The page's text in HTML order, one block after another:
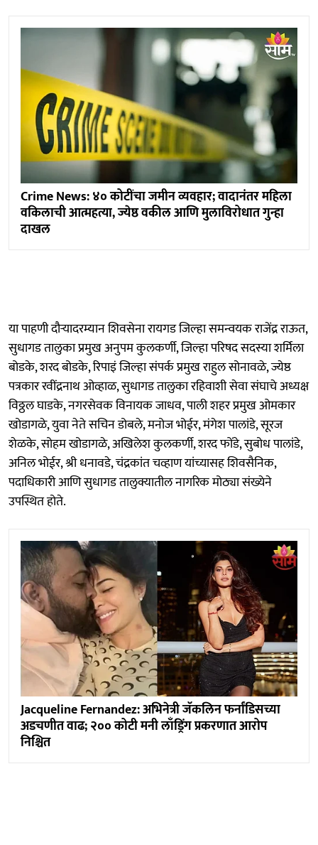
Crime News: ४० कोटींचा जमीन व्यवहार; वादानंतर महिला
वकिलाची आत्महत्या, ज्येष्ठ वकील आणि मुलाविरोधात गुन्हा
दाखल
या पाहणी दौऱ्यादरम्यान शिवसेना रायगड जिल्हा समन्वयक राजेंद्र राऊत,
सुधागड तालुका प्रमुख अनुपम कुलकर्णी, जिल्हा परिषद सदस्या शर्मिला
बोडके, शरद बोडके, रिपाइं जिल्हा संपर्क प्रमुख राहुल सोनावळे, ज्येष्ठ
पत्रकार रवींद्रनाथ ओव्हाळ, सुधागड तालुका रहिवाशी सेवा संघाचे अध्यक्ष
विठ्ठल घाडके, नगरसेवक विनायक जाधव, पाली शहर प्रमुख ओमकार
खोडागळे, युवा नेते सचिन डोबले, मनोज भोईर, मंगेश पालांडे, सूरज
शेळके, सोहम खोडागळे, अखिलेश कुलकर्णी, शरद फोंडे, सुबोध पालांडे,
अनिल भोईर, श्री धनावडे, चंद्रकांत चव्हाण यांच्यासह शिवसैनिक,
पदाधिकारी आणि सुधागड तालुक्यातील नागरिक मोठ्या संख्येने
उपस्थित होते.
Jacqueline Fernandez: अभिनेत्री जॅकलिन फर्नांडिसच्या
अडचणीत वाढ; २०० कोटी मनी लाँड्रिंग प्रकरणात आरोप
निश्चित